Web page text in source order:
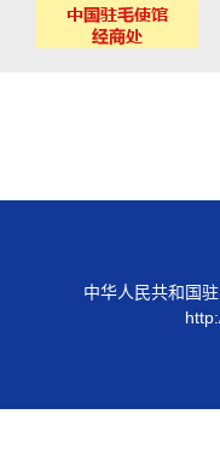
中华人民共和国